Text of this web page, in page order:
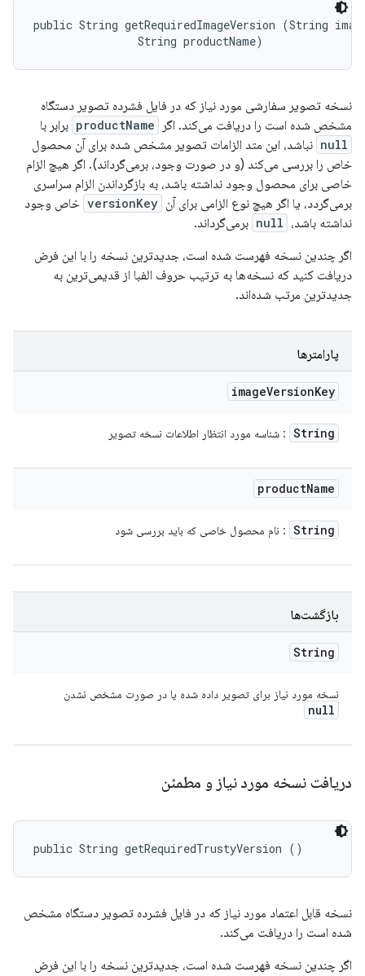
public String getRequiredImageVersion (String
                String productName)
نسخه تصویر سفارشی مورد نیاز که در فایل فشرده تصویر دستگاه
مشخص شده است را دریافت می‌کند. اگر
productName برابر با
null نباشد، این متد الزامات تصویر مشخص شده برای آن محصول
خاص را بررسی می‌کند (و در صورت وجود، برمی‌گرداند). اگر هیچ الزام
خاصی برای محصول وجود نداشته باشد، به بازگرداندن الزام سراسری
برمی‌گردد، یا اگر هیچ نوع الزامی برای آن versionKey خاص وجود
نداشته باشد، null برمی‌گرداند.
اگر چندین نسخه فهرست شده است، جدیدترین نسخه را با این فرض
دریافت کنید که نسخه‌ها به ترتیب حروف الفبا از قدیمی‌ترین به
جدیدترین مرتب شده‌اند.
پارامترها
imageVersionKey
String : شناسه مورد انتظار اطلاعات نسخه تصویر
productName
String : نام محصول خاصی که باید بررسی شود
بازگشت‌ها
String
نسخه مورد نیاز برای تصویر داده شده یا در صورت مشخص نشدن
null
دریافت نسخه مورد نیاز و مطمئن
public String getRequiredTrustyVersion ()
نسخه قابل اعتماد مورد نیاز که در فایل فشرده تصویر دستگاه مشخص
شده است را دریافت می‌کند.
اگر چندین نسخه فهرست شده است، جدیدترین نسخه را با این فرض